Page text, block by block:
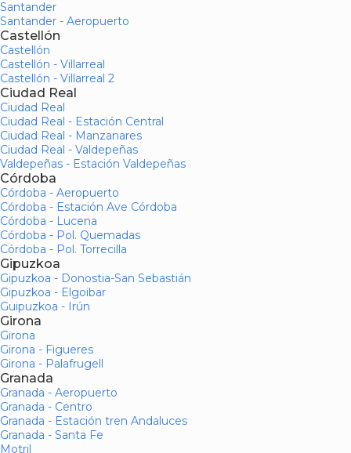
Santander
Santander - Aeropuerto
Castellón
Castellón
Castellón - Villarreal
Castellón - Villarreal 2
Ciudad Real
Ciudad Real
Ciudad Real - Estación Central
Ciudad Real - Manzanares
Ciudad Real - Valdepeñas
Valdepeñas - Estación Valdepeñas
Córdoba
Córdoba - Aeropuerto
Córdoba - Estación Ave Córdoba
Córdoba - Lucena
Córdoba - Pol. Quemadas
Córdoba - Pol. Torrecilla
Gipuzkoa
Gipuzkoa - Donostia-San Sebastián
Gipuzkoa - Elgoibar
Guipuzkoa - Irún
Girona
Girona
Girona - Figueres
Girona - Palafrugell
Granada
Granada - Aeropuerto
Granada - Centro
Granada - Estación tren Andaluces
Granada - Santa Fe
Motril